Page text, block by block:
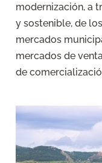
modernización, a
y sostenible, de
mercados
mercados de
de